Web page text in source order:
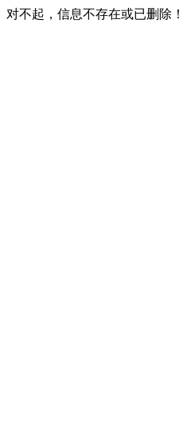
对不起，信息不存在或已删除！